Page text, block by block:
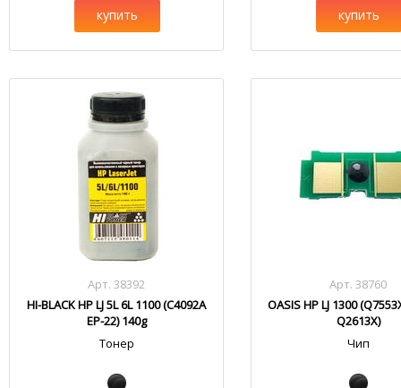
купить купить
Арт. 38392
HI-BLACK HP LJ 5L 6L 1100 (C4092A
EP-22) 140g
Тонер
Арт. 38760
OASIS HP LJ 1300
Q2613X)
Чип